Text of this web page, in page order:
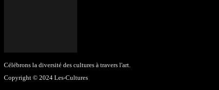
Célébrons la diversité des cultures à travers l'art.
Copyright © 2024 Les-Cultures